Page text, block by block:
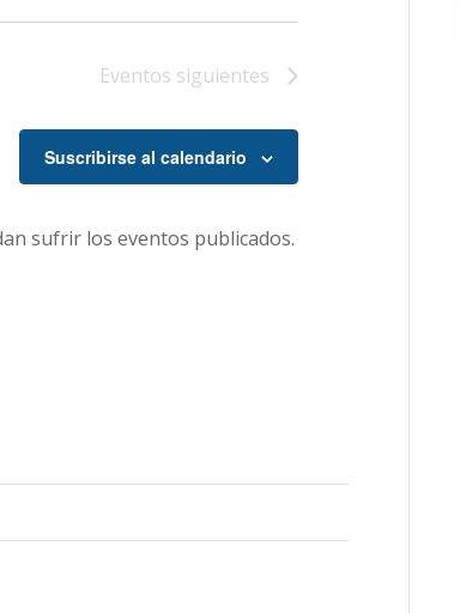
Eventos siguientes
Suscribirse al calendario
sufrir los eventos publicados.